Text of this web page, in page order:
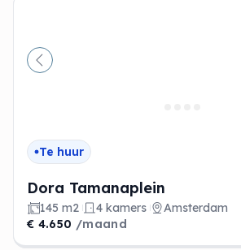
Vorige
Te huur
Dora Tamanaplein
145 m2 4 kamers
Amsterdam
€ 4.650 /maand